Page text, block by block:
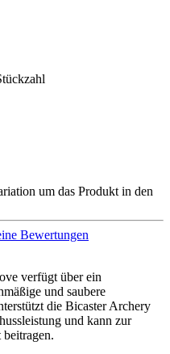
um das Produkt in den
Bewertungen
verfügt über ein
und saubere
die Bicaster Archery
und kann zur
beitragen.